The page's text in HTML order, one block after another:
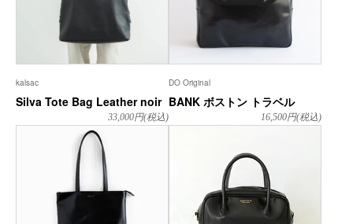
kalsac
Silva Tote Bag Leather noir
33,000円(税込)
DO Original
BANK ボストン トラベル
16,500円(税込)